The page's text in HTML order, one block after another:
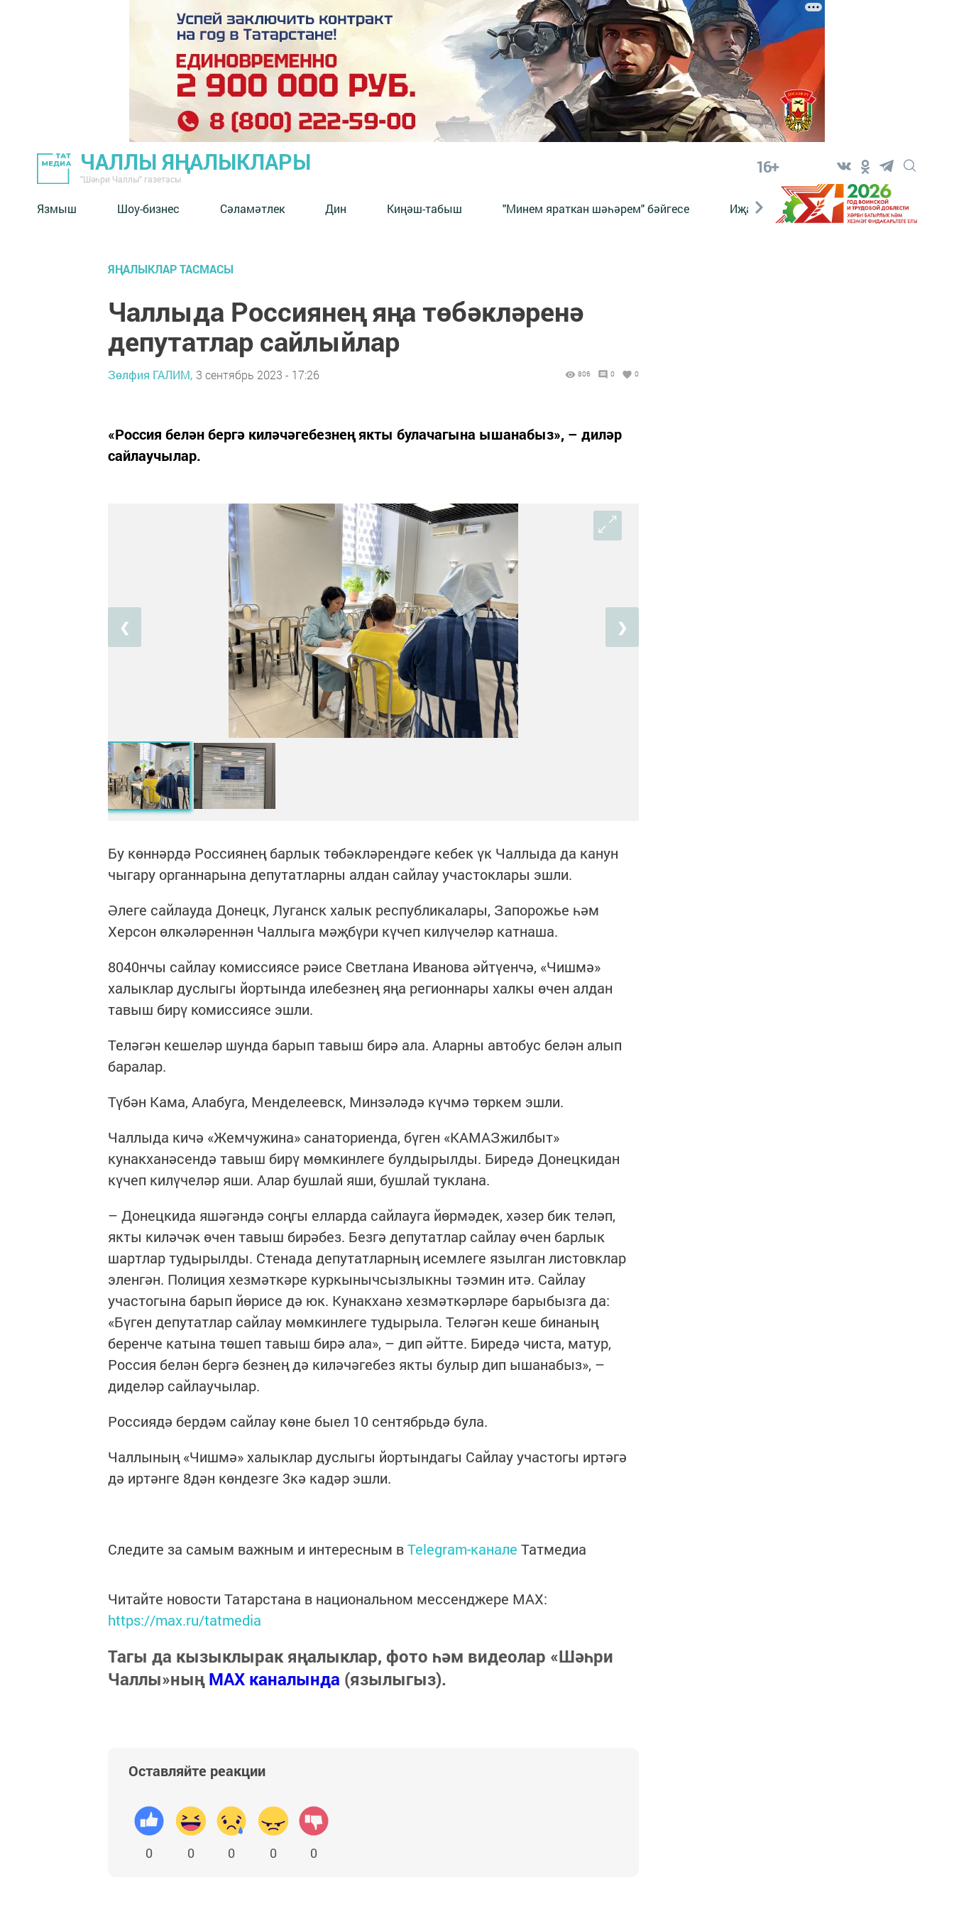
ЧАЛЛЫ ЯҢАЛЫКЛАРЫ
"Шәһри Чаллы" газетасы
16+
Язмыш Шоу-бизнес Сәламәтлек Дин Киңәш-табыш "Минем яраткан шәһәрем" бәйгесе Иҗат Реклама Онлайн
ЯҢАЛЫКЛАР ТАСМАСЫ
Чаллыда Россиянең яңа төбәкләренә
депутатлар сайлыйлар
Зөлфия ГАЛИМ, 3 сентябрь 2023 - 17:26 806 0 0
«Россия белән бергә киләчәгебезнең якты булачагына ышанабыз», – диләр
сайлаучылар.
❮ ❯
Бу көннәрдә Россиянең барлык төбәкләрендәге кебек үк Чаллыда да канун
чыгару органнарына депутатларны алдан сайлау участоклары эшли.
Әлеге сайлауда Донецк, Луганск халык республикалары, Запорожье һәм
Херсон өлкәләреннән Чаллыга мәҗбүри күчеп килүчеләр катнаша.
8040нчы сайлау комиссиясе рәисе Светлана Иванова әйтүенчә, «Чишмә»
халыклар дуслыгы йортында илебезнең яңа регионнары халкы өчен алдан
тавыш бирү комиссиясе эшли.
Теләгән кешеләр шунда барып тавыш бирә ала. Аларны автобус белән алып
баралар.
Түбән Кама, Алабуга, Менделеевск, Минзәләдә күчмә төркем эшли.
Чаллыда кичә «Жемчужина» санаториенда, бүген «КАМАЗжилбыт»
кунакханәсендә тавыш бирү мөмкинлеге булдырылды. Биредә Донецкидан
күчеп килүчеләр яши. Алар бушлай яши, бушлай туклана.
– Донецкида яшәгәндә соңгы елларда сайлауга йөрмәдек, хәзер бик теләп,
якты киләчәк өчен тавыш бирәбез. Безгә депутатлар сайлау өчен барлык
шартлар тудырылды. Стенада депутатларның исемлеге язылган листовклар
эленгән. Полиция хезмәткәре куркынычсызлыкны тәэмин итә. Сайлау
участогына барып йөрисе дә юк. Кунакханә хезмәткәрләре барыбызга да:
«Бүген депутатлар сайлау мөмкинлеге тудырыла. Теләгән кеше бинаның
беренче катына төшеп тавыш бирә ала», – дип әйтте. Биредә чиста, матур,
Россия белән бергә безнең дә киләчәгебез якты булыр дип ышанабыз», –
диделәр сайлаучылар.
Россиядә бердәм сайлау көне быел 10 сентябрьдә була.
Чаллының «Чишмә» халыклар дуслыгы йортындагы Сайлау участогы иртәгә
дә иртәнге 8дән көндезге 3кә кадәр эшли.
Следите за самым важным и интересным вTelegram-канале Татмедиа
Читайте новости Татарстана в национальном мессенджере MАХ:
https://max.ru/tatmedia
Тагы да кызыклырак яңалыклар, фото һәм видеолар «Шәһри
Чаллы»ныңMAX каналында (язылыгыз).
Оставляйте реакции
0 0 0 0 0